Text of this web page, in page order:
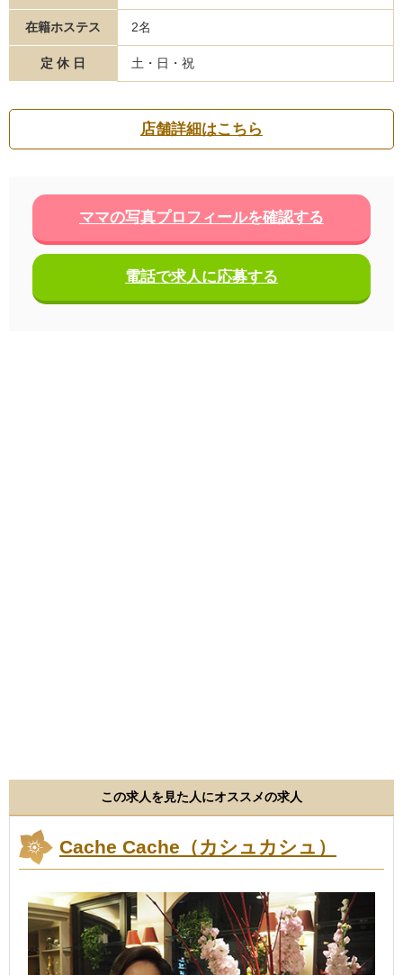
在籍ホステス 2名
定 休 日 土・日・祝
店舗詳細はこちら
ママの写真プロフィールを確認する
電話で求人に応募する
この求人を見た人にオススメの求人
Cache Cache（カシュカシュ）